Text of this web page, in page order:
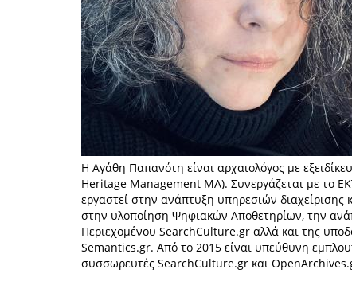
Η Αγάθη Παπανότη είναι αρχαιολόγος με
Heritage Management MA). Συνεργάζεται με το
εργαστεί στην ανάπτυξη υπηρεσιών διαχείρισης
στην υλοποίηση Ψηφιακών Αποθετηρίων, την
Περιεχομένου SearchCulture.gr αλλά και της
Semantics.gr. Από το 2015 είναι υπεύθυνη
συσσωρευτές SearchCulture.gr και